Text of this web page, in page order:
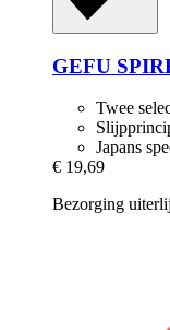
GEFU
Twee
Japans
€ 19,69
Bezorging